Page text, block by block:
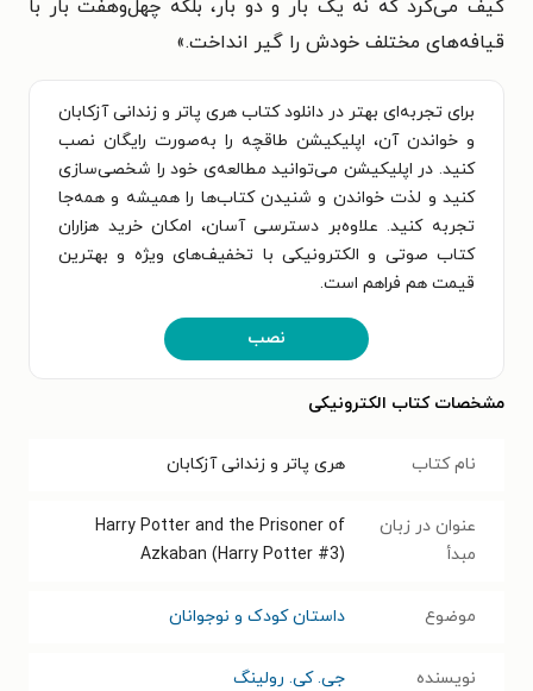
کیف می‌کرد که نه یک بار و دو بار، بلکه چهل‌وهفت بار با
قیافه‌های مختلف خودش را گیر انداخت.»
برای تجربه‌ای بهتر در دانلود کتاب هری پاتر و زندانی آزکابان
و خواندن آن، اپلیکیشن طاقچه را به‌صورت رایگان نصب
کنید. در اپلیکیشن می‌توانید مطالعه‌ی خود را شخصی‌سازی
کنید و لذت خواندن و شنیدن کتاب‌ها را همیشه و همه‌جا
تجربه کنید. علاوه‌بر دسترسی آسان، امکان خرید هزاران
کتاب صوتی و الکترونیکی با تخفیف‌های ویژه و بهترین
قیمت هم فراهم است.
نصب
مشخصات کتاب الکترونیکی
نام کتاب هری پاتر و زندانی آزکابان
عنوان در زبان
مبدأ
Harry Potter and the Prisoner of
Azkaban (Harry Potter #3)
موضوع داستان کودک و نوجوانان
نویسنده جی. کی. رولینگ